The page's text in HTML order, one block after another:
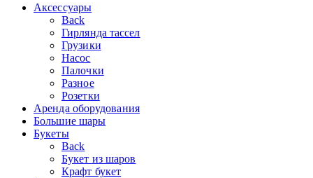
Аксессуары
Back
Гирлянда тассел
Грузики
Насос
Палочки
Разное
Розетки
Аренда оборудования
Большие шары
Букеты
Back
Букет из шаров
Крафт букет